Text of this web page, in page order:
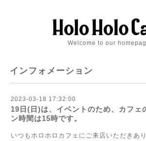
Welcome to our
インフォメーション
2023-03-18 17:32:00
19日(日)は、イベントのため、カフェ
ン時間は15時です。
いつもホロホロカフェにご来店いただきあ